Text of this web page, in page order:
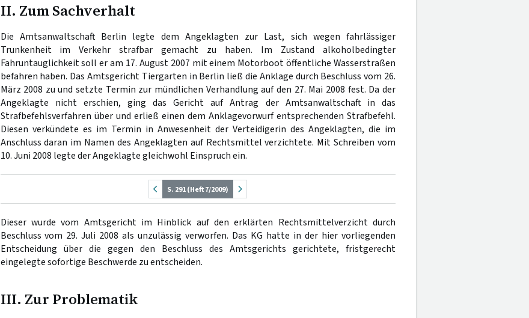
II. Zum Sachverhalt
Die Amtsanwaltschaft Berlin legte dem Angeklagten zur Last, sich wegen fahrlässiger
Trunkenheit im Verkehr strafbar gemacht zu haben. Im Zustand alkoholbedingter
Fahruntauglichkeit soll er am 17. August 2007 mit einem Motorboot öffentliche Wasserstraßen
befahren haben. Das Amtsgericht Tiergarten in Berlin ließ die Anklage durch Beschluss vom 26.
März 2008 zu und setzte Termin zur mündlichen Verhandlung auf den 27. Mai 2008 fest. Da der
Angeklagte nicht erschien, ging das Gericht auf Antrag der Amtsanwaltschaft in das
Strafbefehlsverfahren über und erließ einen dem Anklagevorwurf entsprechenden Strafbefehl.
Diesen verkündete es im Termin in Anwesenheit der Verteidigerin des Angeklagten, die im
Anschluss daran im Namen des Angeklagten auf Rechtsmittel verzichtete. Mit Schreiben vom
10. Juni 2008 legte der Angeklagte gleichwohl Einspruch ein.
S. 291 (Heft 7/2009)
Dieser wurde vom Amtsgericht im Hinblick auf den erklärten Rechtsmittelverzicht durch
Beschluss vom 29. Juli 2008 als unzulässig verworfen. Das KG hatte in der hier vorliegenden
Entscheidung über die gegen den Beschluss des Amtsgerichts gerichtete, fristgerecht
eingelegte sofortige Beschwerde zu entscheiden.
III. Zur Problematik